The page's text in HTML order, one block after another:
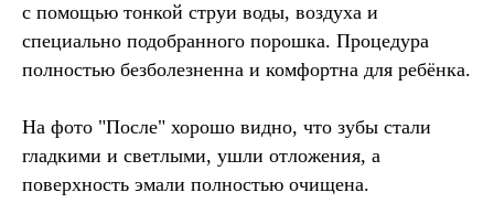
с помощью тонкой струи воды, воздуха и
специально подобранного порошка. Процедура
полностью безболезненна и комфортна для ребёнка.
На фото "После" хорошо видно, что зубы стали
гладкими и светлыми, ушли отложения, а
поверхность эмали полностью очищена.